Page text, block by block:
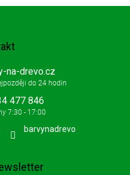
na-drevo.cz
477 846
barvynadrevo